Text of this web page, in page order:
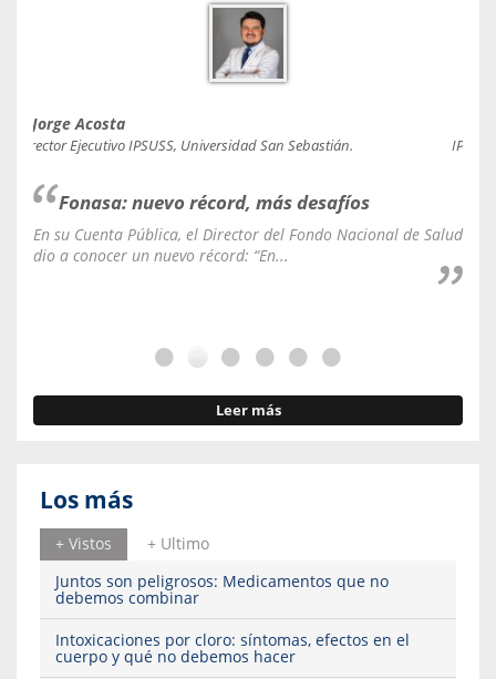
Jorge Acosta
Director Ejecutivo IPSUSS, Universidad San Sebastián.
Fonasa: nuevo récord, más desafíos
En su Cuenta Pública, el Director del Fondo Nacional de Salud
dio a conocer un nuevo récord: “En...
Leer más
Los más
+ Vistos
+ Ultimo
Juntos son peligrosos: Medicamentos que no
debemos combinar
Intoxicaciones por cloro: síntomas, efectos en el
cuerpo y qué no debemos hacer